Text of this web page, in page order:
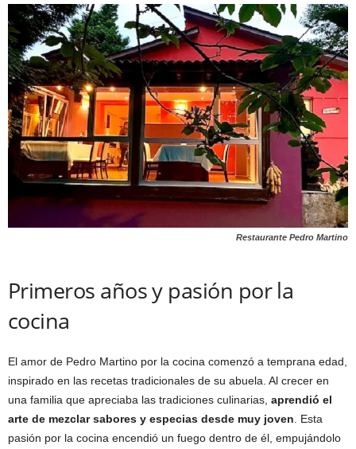
Restaurante Pedro Martino
Primeros años y pasión por la
cocina
El amor de Pedro Martino por la cocina comenzó a temprana edad,
inspirado en las recetas tradicionales de su abuela. Al crecer en
una familia que apreciaba las tradiciones culinarias, aprendió el
arte de mezclar sabores y especias desde muy joven . Esta
pasión por la cocina encendió un fuego dentro de él, empujándolo